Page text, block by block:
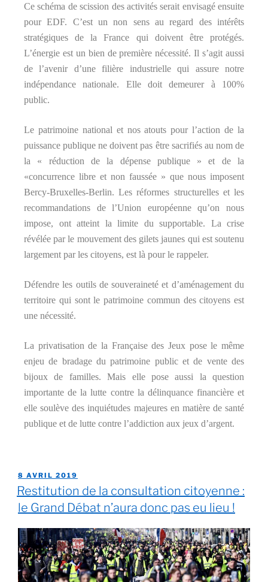
Ce schéma de scission des activités serait envisagé ensuite
pour EDF. C’est un non sens au regard des intérêts
stratégiques de la France qui doivent être protégés.
L’énergie est un bien de première nécessité. Il s’agit aussi
de l’avenir d’une filière industrielle qui assure notre
indépendance nationale. Elle doit demeurer à 100%
public.
Le patrimoine national et nos atouts pour l’action de la
puissance publique ne doivent pas être sacrifiés au nom de
la « réduction de la dépense publique » et de la
«concurrence libre et non faussée » que nous imposent
Bercy-Bruxelles-Berlin. Les réformes structurelles et les
recommandations de l’Union européenne qu’on nous
impose, ont atteint la limite du supportable. La crise
révélée par le mouvement des gilets jaunes qui est soutenu
largement par les citoyens, est là pour le rappeler.
Défendre les outils de souveraineté et d’aménagement du
territoire qui sont le patrimoine commun des citoyens est
une nécessité.
La privatisation de la Française des Jeux pose le même
enjeu de bradage du patrimoine public et de vente des
bijoux de familles. Mais elle pose aussi la question
importante de la lutte contre la délinquance financière et
elle soulève des inquiétudes majeures en matière de santé
publique et de lutte contre l’addiction aux jeux d’argent.
8 AVRIL 2019
Restitution de la consultation citoyenne :
le Grand Débat n’aura donc pas eu lieu !